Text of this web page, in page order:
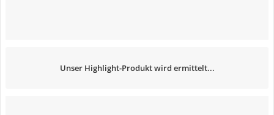
Unser Highlight-Produkt wird ermittelt...